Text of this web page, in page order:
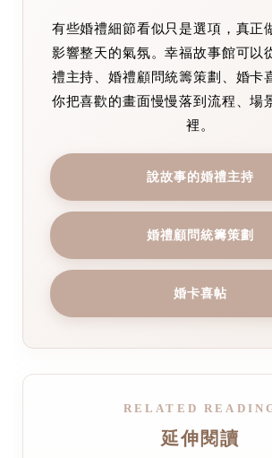
有些婚禮細節看似只是選項，真正
影響整天的氣氛。幸福故事館可以
禮主持、婚禮顧問統籌策劃、婚卡
你把喜歡的畫面慢慢落到流程、場
裡。
說故事的婚禮主持
婚禮顧問統籌策劃
婚卡喜帖
RELATED
延伸閱讀